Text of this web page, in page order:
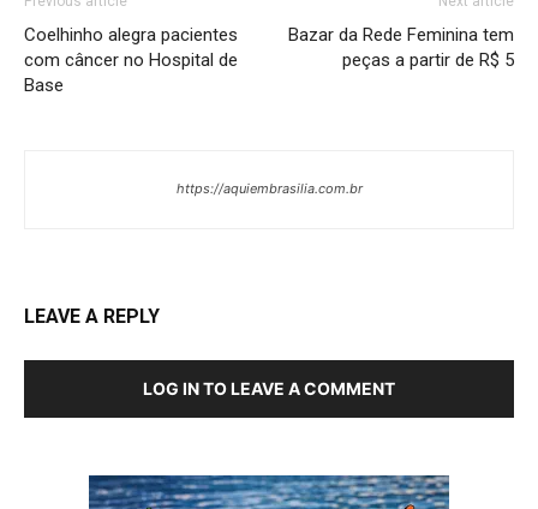
Coelhinho alegra pacientes
com câncer no Hospital de
Base
Bazar da Rede Feminina tem
peças a partir de R$ 5
https://aquiembrasilia.com.br
LEAVE A REPLY
LOG IN TO LEAVE A COMMENT